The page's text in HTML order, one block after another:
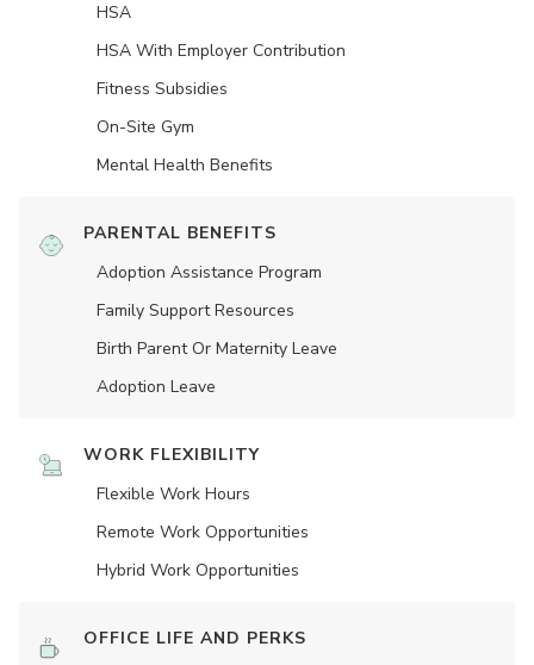
HSA
HSA With Employer Contribution
Fitness Subsidies
On-Site Gym
Mental Health Benefits
PARENTAL BENEFITS
Adoption Assistance Program
Family Support Resources
Birth Parent Or Maternity Leave
Adoption Leave
WORK FLEXIBILITY
Flexible Work Hours
Remote Work Opportunities
Hybrid Work Opportunities
OFFICE LIFE AND PERKS